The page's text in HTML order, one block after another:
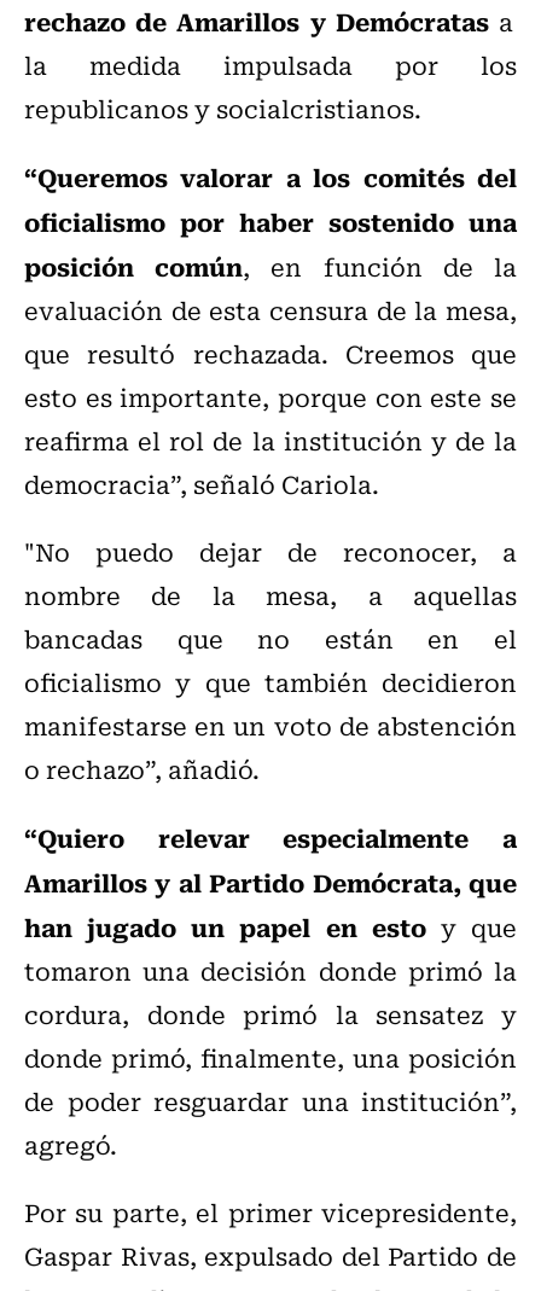
rechazo de Amarillos y Demócratasa
la medida impulsada por los
republicanos y socialcristianos.
“Queremos valorar a los comités del
oficialismo por haber sostenido una
posición común, en función de la
evaluación de esta censura de la mesa,
que resultó rechazada. Creemos que
esto es importante, porque con este se
reafirma el rol de la institución y de la
democracia”, señaló Cariola.
"No puedo dejar de reconocer, a
nombre de la mesa, a aquellas
bancadas que no están en el
oficialismo y que también decidieron
manifestarse en un voto de abstención
o rechazo”, añadió.
“Quiero relevar especialmente a
Amarillos y al Partido Demócrata, que
han jugado un papel en estoy que
tomaron una decisión donde primó la
cordura, donde primó la sensatez y
donde primó, finalmente, una posición
de poder resguardar una institución”,
agregó.
Por su parte, el primer vicepresidente,
Gaspar Rivas, expulsado del Partido de